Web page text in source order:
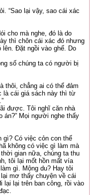
“Sao lại vậy, sao cái xác
cho mà nghe, đó là do
thì chôn cái xác đó nhưng
lên. Đặt ngồi vào ghế. Do
số chúng ta có người bị
thôi, chẳng ai có thể đảm
là cái giá sách này thì từ
được. Tôi nghĩ căn nhà
án?” Mọi người nghe thấy
gì? Có việc cỏn con thế
không có việc gì làm mà
gian nữa, chúng ta thu
tôi lại mốt hồn mất vía
gì. Mộng du? Hay tôi
mơ thấy chuyện về cái
lại lại trên ban công, rồi vào